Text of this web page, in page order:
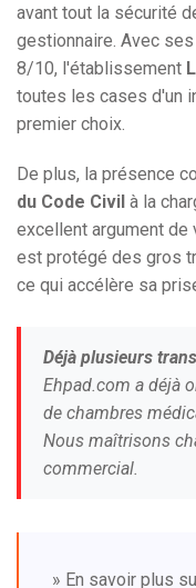
avant tout la sécurité
gestionnaire. Avec
8/10, l'établissement
toutes les cases d'un
premier choix.
De plus, la présence
du Code Civil à la
excellent argument de
est protégé des gros
ce qui accélère sa
Déjà plusieurs
Ehpad.com a déjà
de chambres
Nous maîtrisons
commercial.
» En savoir plus